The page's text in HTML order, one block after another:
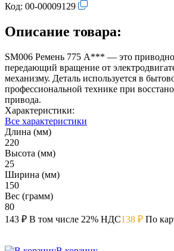
Код: 00-00009129
Описание товара:
SM006 Ремень 775 A*** — это
передающий вращение от
механизму. Деталь используется в
профессиональной технике при
привода.
Характеристики:
Все характеристики
Длина (мм)
220
Высота (мм)
25
Ширина (мм)
150
Вес (грамм)
80
143 ₽ В том числе 22% НДС138 ₽ По